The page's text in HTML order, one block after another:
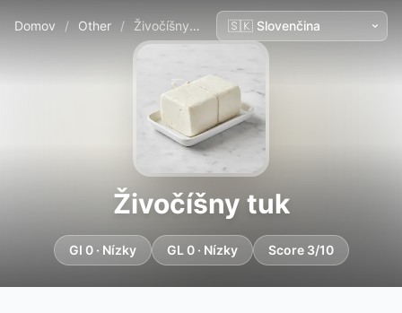
Domov / Other / Živočíšny tuk
Živočíšny tuk
GI 0 · Nízky GL 0 · Nízky Score 3/10